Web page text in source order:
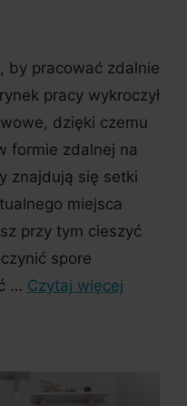
by pracować zdalnie
pracy wykroczył
dzięki czemu
formie zdalnej na
znajdują się setki
miejsca
przy tym cieszyć
spore
… Czytaj więcej